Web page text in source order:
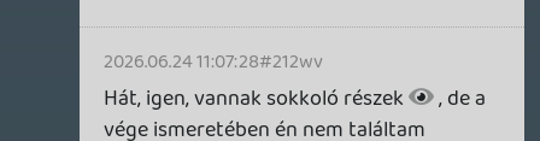
alapján nem jutottál el a befejezésig.
Hányadik napnál tartasz?
Stadia HUN 2026.06.23 09:17:43